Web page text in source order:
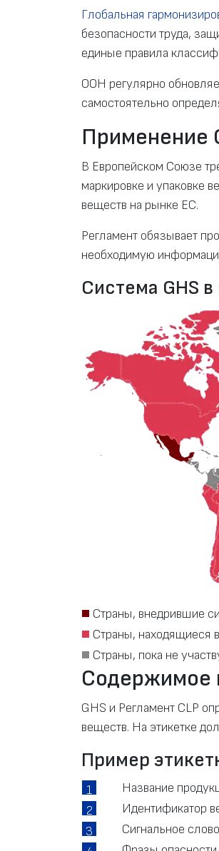
Глобальная
безопасности труда,
единые правила
ООН регулярно
самостоятельно
Применение
В Европейском Союзе
маркировке и упаковке
веществ на рынке ЕС.
Регламент обязывает
необходимую
Система GHS
Страны, внедрившие
Страны, находящиеся
Страны, пока не
Содержимое
GHS и Регламент CLP
веществ. На этикетке
Пример
1 Название
2
Идентификатор
3
Сигнальное